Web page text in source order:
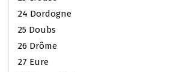
24 Dordogne
25 Doubs
26 Drôme
27 Eure